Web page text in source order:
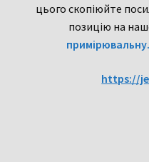
цього скопіюйте
позицію на
примірювальну.
https://